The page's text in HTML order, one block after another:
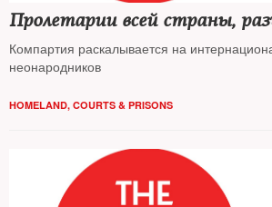
Пролетарии всей страны,
Компартия раскалывается на
неонародников
HOMELAND, COURTS & PRISONS